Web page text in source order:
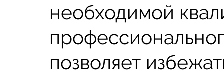
необходимой
позволяет